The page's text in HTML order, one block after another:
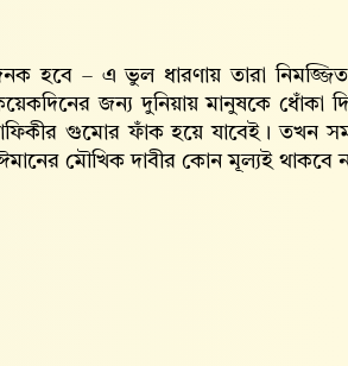
হবে – এ ভুল ধারণায় তারা
জন্য দুনিয়ায় মানুষকে ধোঁকা
গুমোর ফাঁক হয়ে যাবেই। তখন
মৌখিক দাবীর কোন মূল্যই থাকবে